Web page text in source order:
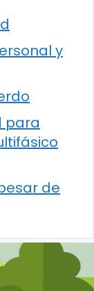
y
para
de